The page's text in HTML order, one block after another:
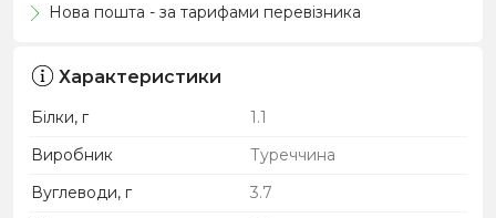
Нова пошта - за тарифами перевізника
Характеристики
Білки, г
1.1
Виробник
Туреччина
Вуглеводи, г
3.7